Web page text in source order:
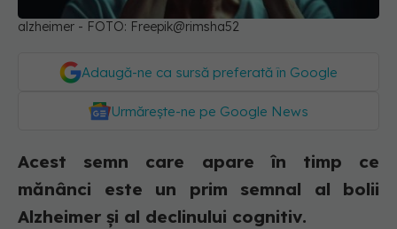
alzheimer - FOTO: Freepik@rimsha52
Adaugă-ne ca sursă preferată în Google
Urmărește-ne pe Google News
Acest semn care apare în timp ce
mănânci este un prim semnal al bolii
Alzheimer și al declinului cognitiv.